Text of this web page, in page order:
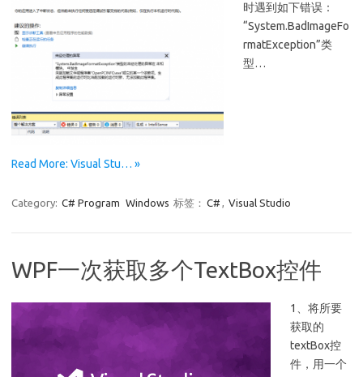
时遇到如下错误：
“System.BadImageFo
rmatException”类
型…
Read More: Visual Stu… »
Category: C# Program Windows 标签： C# , Visual Studio
WPF一次获取多个TextBox控件
1、将所要
获取的
textBox控
件，用一个